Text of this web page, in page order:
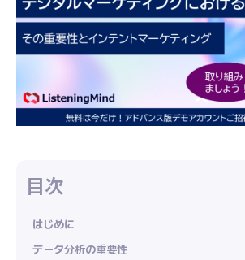
はじめに
データ分析の重要性